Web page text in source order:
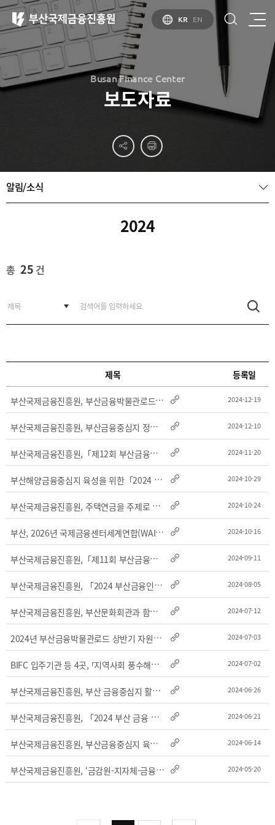
부산
소개
산업현황
브로슈어
정책 소개
및
협력
해외금융도시협력
사원기관
유관기관
공지사항보도자료
2022
국내외
새소식
언론보도
보고서
2026
2024
[48400] 부산광역시 남구 문현금융로40
부산국제금융센터 52층 부산국제금융진흥원
TEL.051-647-9052 / FAX.051-633-0398
KR EN
Busan Finance Center
보도자료
알림/소식
2024
총 25 건
제목 등록일
부
산국제금융진흥원, 부산금융박물관로드 수료식 및 발대식 개최 2024-12-19
부
산국제금융진흥원, 부산금융중심지 정책제안 아이디어 공모전 시상식 개최 2024-12-10
부
산국제금융진흥원,「제12회 부산금융중심지 포럼」개최 2024-11-20
부
산해양금융중심지 육성을 위한「2024 부산 해양ㆍ금융위크 및 부산해양금융컨벤션」개.. 2024-10-29
부
산국제금융진흥원, 주택연금을 주제로 BIFC 금융강좌 개최 2024-10-24
부
산, 2026년 국제금융센터세계연합(WAIFC) 연차총회 유치 2024-10-16
부
산국제금융진흥원,「제11회 부산금융중심지 포럼」개최 2024-09-11
부
산국제금융진흥원, 「2024 부산금융인재 아카데미」높은 경쟁 속에 마무리 2024-08-05
부
산국제금융진흥원, 부산문화회관과 함께 부산금융중심지 발전을 위한 문화예술 공연활.. 2024-07-12
2
024년 부산금융박물관로드 상반기 자원봉사자 수료식 및 하반기 발대식 개최 2024-07-03
B
IFC 입주기관 등 4곳, ⸢지역사회 풍수해보험 가입지원 사업⸥ 업무협약 체결 2024-07-02
부
산국제금융진흥원, 부산 금융중심지 활성화를 위한 문화예술 공연회 개최 2024-06-26
부
산국제금융진흥원, 「2024 부산 금융 인재 아카데미」개최 2024-06-21
부
산국제금융진흥원, 부산금융중심지 육성을 위한 「정책제안 아이디어 공모전」 개최 2024-06-14
부
산국제금융진흥원, ‘금감원-지자체-금융권 공동 뉴욕 IR’참여 2024-05-20